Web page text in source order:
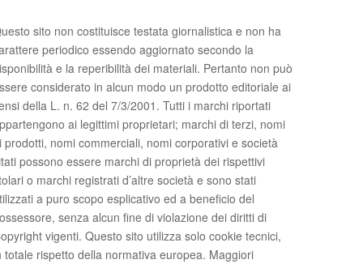
sito non costituisce testata giornalistica e non ha
periodico essendo aggiornato secondo la
e la reperibilità dei materiali. Pertanto non può
considerato in alcun modo un prodotto editoriale ai
della L. n. 62 del 7/3/2001. Tutti i marchi riportati
ai legittimi proprietari; marchi di terzi, nomi
prodotti, nomi commerciali, nomi corporativi e società
possono essere marchi di proprietà dei rispettivi
o marchi registrati d’altre società e sono stati
a puro scopo esplicativo ed a beneficio del
senza alcun fine di violazione dei diritti di
vigenti. Questo sito utilizza solo cookie tecnici,
totale rispetto della normativa europea. Maggiori